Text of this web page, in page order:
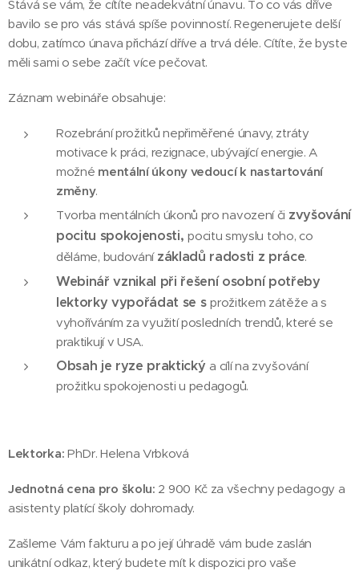
Stává se vám, že cítíte neadekvátní únavu. To co vás dříve
bavilo se pro vás stává spíše povinností. Regenerujete delší
dobu, zatímco únava přichází dříve a trvá déle. Cítíte, že byste
měli sami o sebe začít více pečovat.
Záznam webináře obsahuje:
Rozebrání prožitků nepřiměřené únavy, ztráty
motivace k práci, rezignace, ubývající energie. A
možné mentální úkony vedoucí k nastartování
změny.
Tvorba mentálních úkonů pro navození či zvyšování
pocitu spokojenosti,pocitu smyslu toho, co
děláme, budování základů radosti z práce.
Webinář vznikal při řešení osobní potřeby
lektorky vypořádat se sprožitkem zátěže a s
vyhoříváním za využití posledních trendů, které se
praktikují v USA.
Obsah je ryze praktický a cílí na zvyšování
prožitku spokojenosti u pedagogů.
Lektorka: PhDr. Helena Vrbková
Jednotná cena pro školu: 2 900 Kč za všechny pedagogy a
asistenty platící školy dohromady.
Zašleme Vám fakturu a po její úhradě vám bude zaslán
unikátní odkaz, který budete mít k dispozici pro vaše